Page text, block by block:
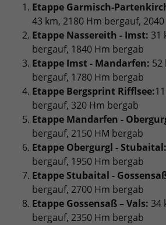
Etappe Garmisch-
43 km, 2180 Hm bergauf,
Etappe Nassereith - Imst: 31
bergauf, 1840 Hm bergab
Etappe Imst - Mandarfen: 52
bergauf, 1780 Hm bergab
Etappe Bergsprint Rifflsee:
bergauf, 320 Hm bergab
Etappe Mandarfen -
bergauf, 2150 HM bergab
Etappe Obergurgl - Stubaital:
bergauf, 1950 Hm bergab
Etappe Stubaital -
bergauf, 2700 Hm bergab
Etappe Gossensaß – Vals: 34
bergauf, 2350 Hm bergab